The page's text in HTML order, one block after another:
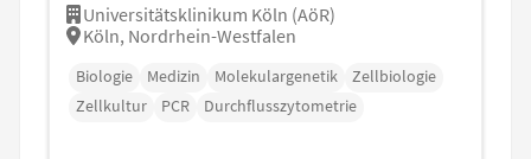
Universitätsklinikum Köln (AöR)
Köln, Nordrhein-Westfalen
Biologie Medizin Molekulargenetik
Zellbiologie
Zellkultur
PCR Durchflusszytometrie